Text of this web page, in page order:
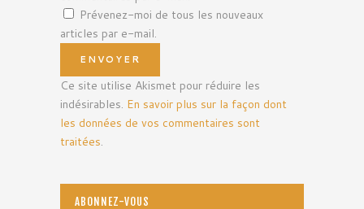
Prévenez-moi de tous les nouveaux
articles par e-mail.
Ce site utilise Akismet pour réduire les
indésirables. En savoir plus sur la façon dont
les données de vos commentaires sont
traitées.
ABONNEZ-VOUS